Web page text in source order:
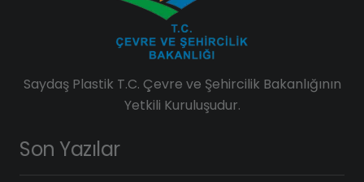
Saydaş Plastik T.C. Çevre ve Şehircilik Bakanlığının
Yetkili Kuruluşudur.
Son Yazılar